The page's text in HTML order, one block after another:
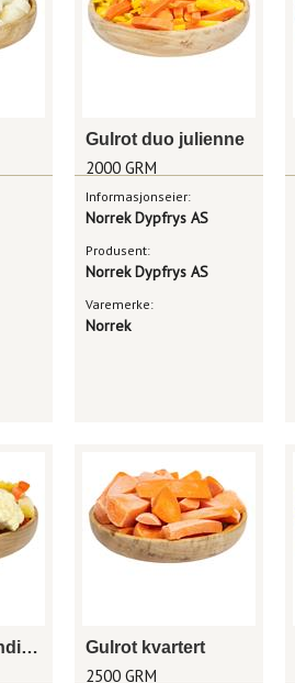
Gulrot duo julienne
2000 GRM
Informasjonseier:
Norrek Dypfrys AS
Produsent:
Norrek Dypfrys AS
Varemerke:
Norrek
Herregårdsblanding Gulrot kvartert
2500 GRM